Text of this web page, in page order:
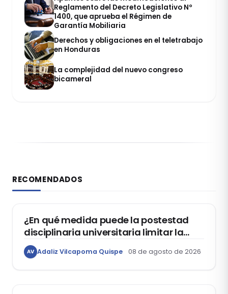
Reglamento del Decreto Legislativo Nº
1400, que aprueba el Régimen de
Garantía Mobiliaria
Derechos y obligaciones en el teletrabajo
en Honduras
La complejidad del nuevo congreso
bicameral
RECOMENDADOS
DERECHO CONSTITUCIONAL
¿En qué medida puede la postestad
disciplinaria universitaria limitar la
libertad de expresión de los
estudiantes?
AV Adaliz Vilcapoma Quispe 08 de agosto de 2026